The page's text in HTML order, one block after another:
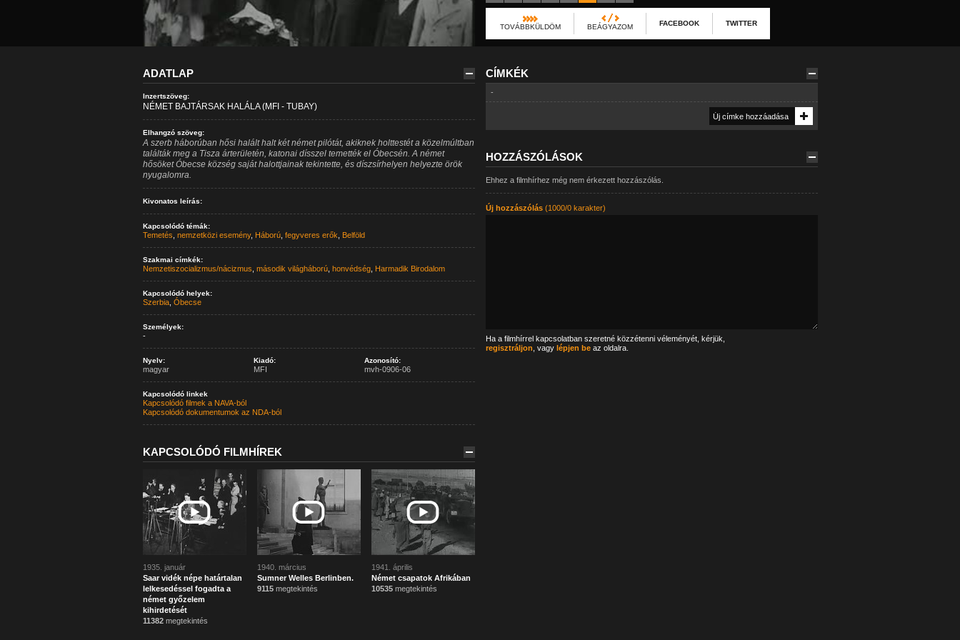
TOVÁBBKÜLDÖM BEÁGYAZOM FACEBOOK TWITTER
ADATLAP
Inzertszöveg:
NÉMET BAJTÁRSAK HALÁLA (MFI - TUBAY)
Elhangzó szöveg:
A szerb háborúban hősi halált halt két német pilótát, akiknek holttestét a közelmúltban
találták meg a Tisza árterületén, katonai dísszel temették el Óbecsén. A német
hősöket Óbecse község saját halottjainak tekintette, és díszsírhelyen helyezte örök
nyugalomra.
Kivonatos leírás:
Kapcsolódó témák:
Temetés nemzetközi esemény, Háború, fegyveres erők Belföld
Szakmai címkék:
Nemzetiszocializmus/nácizmus második világháború, honvédség, Harmadik Birodalom
Kapcsolódó helyek:
Szerbia, Óbecse
Személyek:
-
Nyelv:
magyar
Kiadó:
MFI
Azonosító:
mvh-0906-06
Kapcsolódó linkek
Kapcsolódó filmek a NAVA-ból
Kapcsolódó dokumentumok az NDA-ból
KAPCSOLÓDÓ FILMHÍREK
1935. január
Saar vidék népe határtalan
lelkesedéssel fogadta a
német győzelem
kihirdetését
11382megtekintés
1940. március
Sumner Welles Berlinben.
9115megtekintés
1941. április
Német csapatok Afrikában
10535megtekintés
CÍMKÉK
-
HOZZÁSZÓLÁSOK
Ehhez a filmhírhez még nem érkezett hozzászólás.
Új hozzászólás(1000/0 karakter)
Ha a filmhírrel kapcsolatban szeretné közzétenni véleményét, kérjük,
regisztráljon , vagy lépjen beaz oldalra.